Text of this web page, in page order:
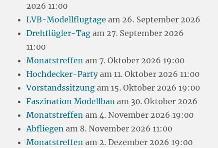
2026 11:00
LVB-Modellflugtage am 26. September 2026
Drehflügler-Tag am 27. September 2026
11:00
Monatstreffen am 7. Oktober 2026 19:00
Hochdecker-Partyam 11. Oktober 2026 11:00
Vorstandssitzung am 15. Oktober 2026 19:00
Faszination Modellbau am 30. Oktober 2026
Monatstreffen am 4. November 2026 19:00
Abfliegen am 8. November 2026 11:00
Monatstreffen am 2. Dezember 2026 19:00